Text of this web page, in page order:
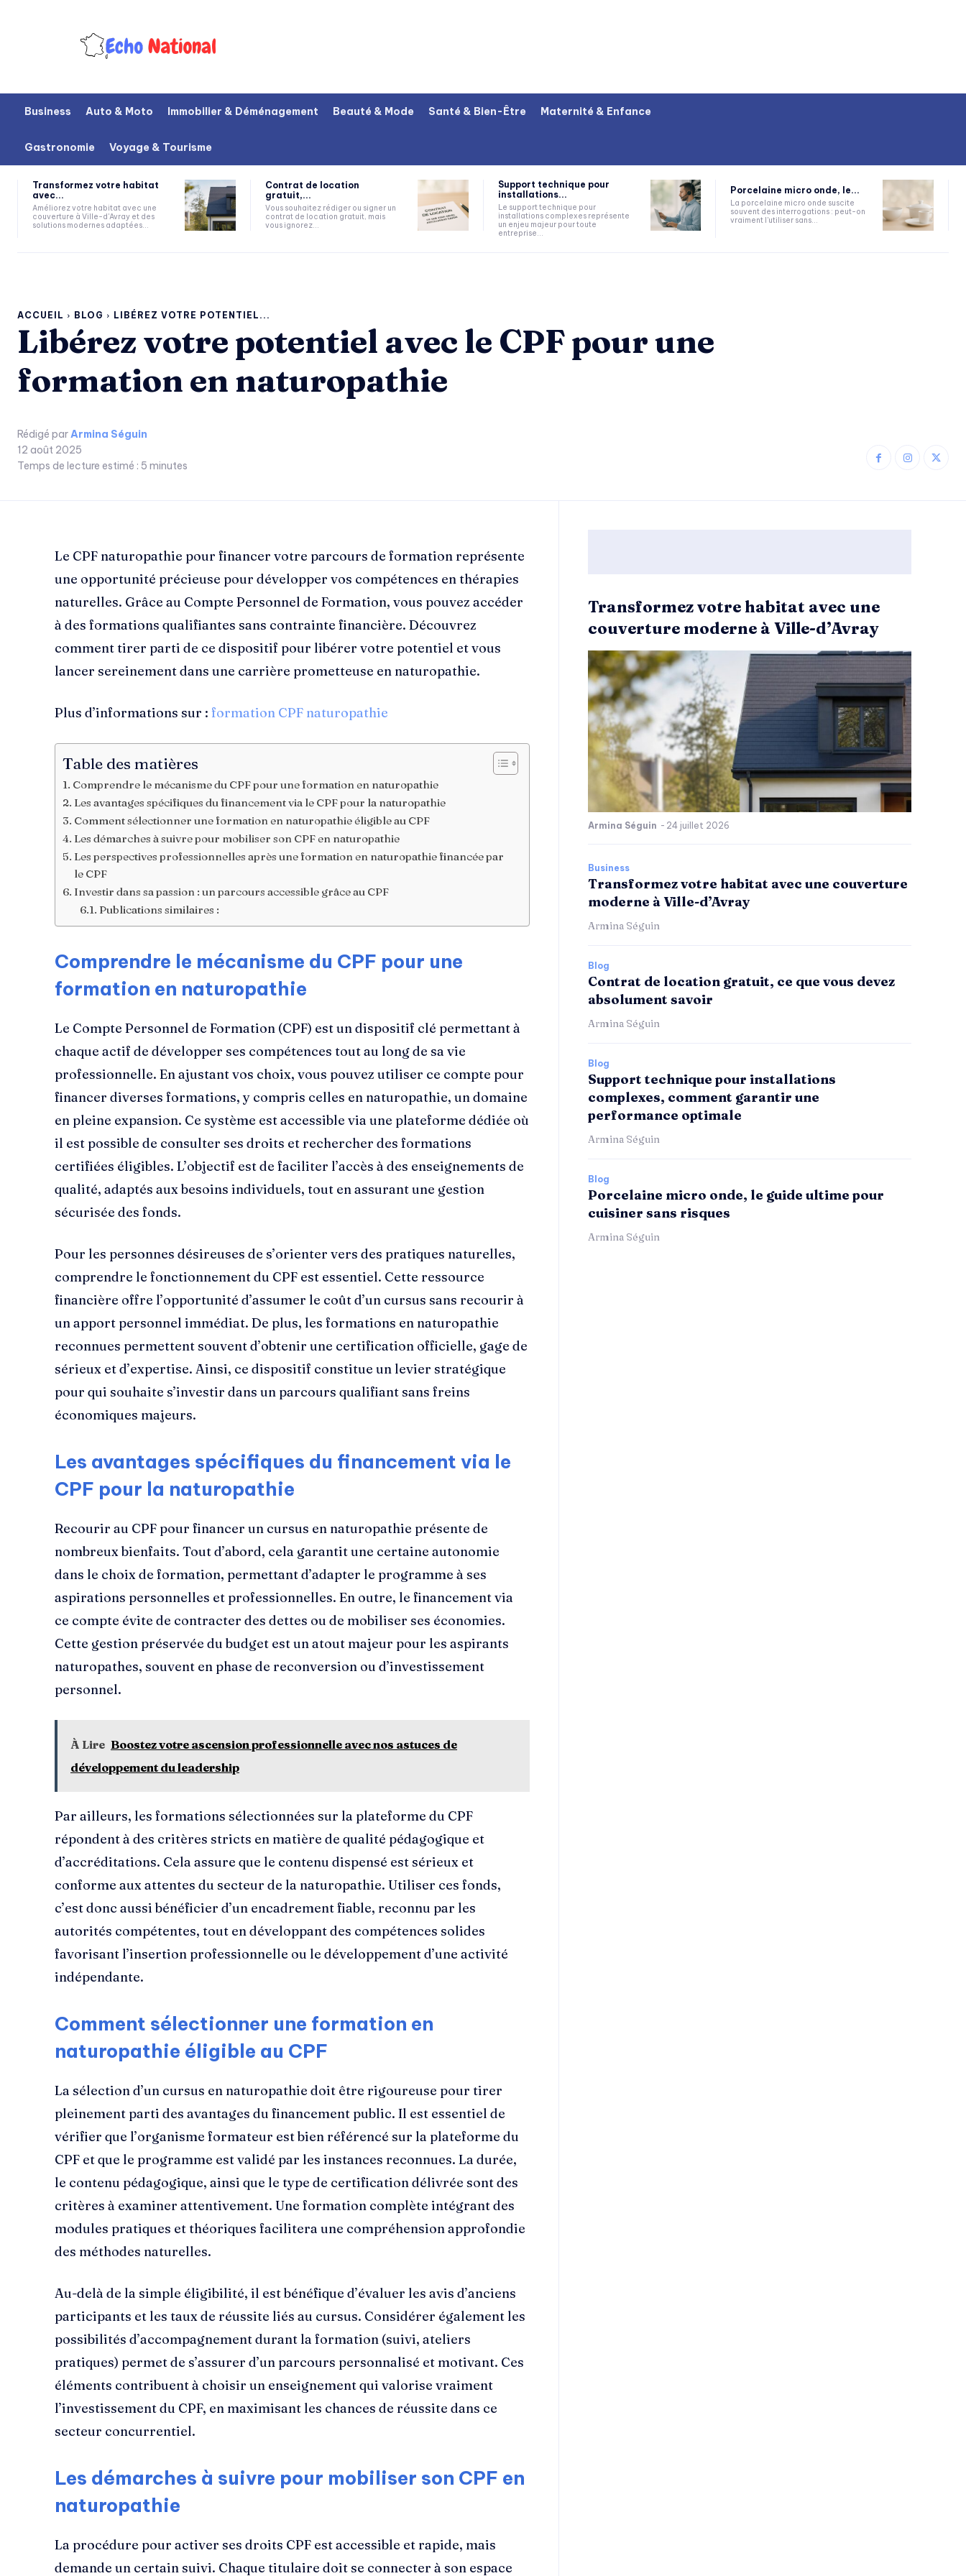
Business Auto & Moto Immobilier & Déménagement Beauté & Mode Santé & Bien-Être Maternité & Enfance
Gastronomie Voyage & Tourisme
Transformez votre habitat
avec...
Améliorez votre habitat avec une
couverture à Ville-d'Avray et des
solutions modernes adaptées...
Contrat de location
gratuit,...
Vous souhaitez rédiger ou signer un
contrat de location gratuit, mais
vous ignorez...
Support technique pour
installations...
Le support technique pour
installations complexes représente
un enjeu majeur pour toute
entreprise...
Porcelaine micro onde, le...
La porcelaine micro onde suscite
souvent des interrogations : peut-on
vraiment l'utiliser sans...
ACCUEIL BLOG LIBÉREZ VOTRE POTENTIEL...
Libérez votre potentiel avec le CPF pour une
formation en naturopathie
Rédigé parArmina Séguin
12 août 2025
Temps de lecture estimé : 5 minutes
Le CPF naturopathie pour financer votre parcours de formation représente
une opportunité précieuse pour développer vos compétences en thérapies
naturelles. Grâce au Compte Personnel de Formation, vous pouvez accéder
à des formations qualifiantes sans contrainte financière. Découvrez
comment tirer parti de ce dispositif pour libérer votre potentiel et vous
lancer sereinement dans une carrière prometteuse en naturopathie.
Plus d’informations sur : formation CPF naturopathie
Table des matières
Comprendre le mécanisme du CPF pour une formation en naturopathie
Les avantages spécifiques du financement via le CPF pour la naturopathie
Comment sélectionner une formation en naturopathie éligible au CPF
Les démarches à suivre pour mobiliser son CPF en naturopathie
Les perspectives professionnelles après une formation en naturopathie financée par
le CPF
Investir dans sa passion : un parcours accessible grâce au CPF
Publications similaires :
Comprendre le mécanisme du CPF pour une
formation en naturopathie
Le Compte Personnel de Formation (CPF) est un dispositif clé permettant à
chaque actif de développer ses compétences tout au long de sa vie
professionnelle. En ajustant vos choix, vous pouvez utiliser ce compte pour
financer diverses formations, y compris celles en naturopathie, un domaine
en pleine expansion. Ce système est accessible via une plateforme dédiée où
il est possible de consulter ses droits et rechercher des formations
certifiées éligibles. L’objectif est de faciliter l’accès à des enseignements de
qualité, adaptés aux besoins individuels, tout en assurant une gestion
sécurisée des fonds.
Pour les personnes désireuses de s’orienter vers des pratiques naturelles,
comprendre le fonctionnement du CPF est essentiel. Cette ressource
financière offre l’opportunité d’assumer le coût d’un cursus sans recourir à
un apport personnel immédiat. De plus, les formations en naturopathie
reconnues permettent souvent d’obtenir une certification officielle, gage de
sérieux et d’expertise. Ainsi, ce dispositif constitue un levier stratégique
pour qui souhaite s’investir dans un parcours qualifiant sans freins
économiques majeurs.
Les avantages spécifiques du financement via le
CPF pour la naturopathie
Recourir au CPF pour financer un cursus en naturopathie présente de
nombreux bienfaits. Tout d’abord, cela garantit une certaine autonomie
dans le choix de formation, permettant d’adapter le programme à ses
aspirations personnelles et professionnelles. En outre, le financement via
ce compte évite de contracter des dettes ou de mobiliser ses économies.
Cette gestion préservée du budget est un atout majeur pour les aspirants
naturopathes, souvent en phase de reconversion ou d’investissement
personnel.
À Lire Boostez votre ascension professionnelle avec nos astuces de
développement du leadership
Par ailleurs, les formations sélectionnées sur la plateforme du CPF
répondent à des critères stricts en matière de qualité pédagogique et
d’accréditations. Cela assure que le contenu dispensé est sérieux et
conforme aux attentes du secteur de la naturopathie. Utiliser ces fonds,
c’est donc aussi bénéficier d’un encadrement fiable, reconnu par les
autorités compétentes, tout en développant des compétences solides
favorisant l’insertion professionnelle ou le développement d’une activité
indépendante.
Comment sélectionner une formation en
naturopathie éligible au CPF
La sélection d’un cursus en naturopathie doit être rigoureuse pour tirer
pleinement parti des avantages du financement public. Il est essentiel de
vérifier que l’organisme formateur est bien référencé sur la plateforme du
CPF et que le programme est validé par les instances reconnues. La durée,
le contenu pédagogique, ainsi que le type de certification délivrée sont des
critères à examiner attentivement. Une formation complète intégrant des
modules pratiques et théoriques facilitera une compréhension approfondie
des méthodes naturelles.
Au-delà de la simple éligibilité, il est bénéfique d’évaluer les avis d’anciens
participants et les taux de réussite liés au cursus. Considérer également les
possibilités d’accompagnement durant la formation (suivi, ateliers
pratiques) permet de s’assurer d’un parcours personnalisé et motivant. Ces
éléments contribuent à choisir un enseignement qui valorise vraiment
l’investissement du CPF, en maximisant les chances de réussite dans ce
secteur concurrentiel.
Les démarches à suivre pour mobiliser son CPF en
naturopathie
La procédure pour activer ses droits CPF est accessible et rapide, mais
demande un certain suivi. Chaque titulaire doit se connecter à son espace
Transformez votre habitat avec une
couverture moderne à Ville-d’Avray
Armina Séguin - 24 juillet 2026
Business
Transformez votre habitat avec une couverture
moderne à Ville-d’Avray
Armina Séguin
Blog
Contrat de location gratuit, ce que vous devez
absolument savoir
Armina Séguin
Blog
Support technique pour installations
complexes, comment garantir une
performance optimale
Armina Séguin
Blog
Porcelaine micro onde, le guide ultime pour
cuisiner sans risques
Armina Séguin